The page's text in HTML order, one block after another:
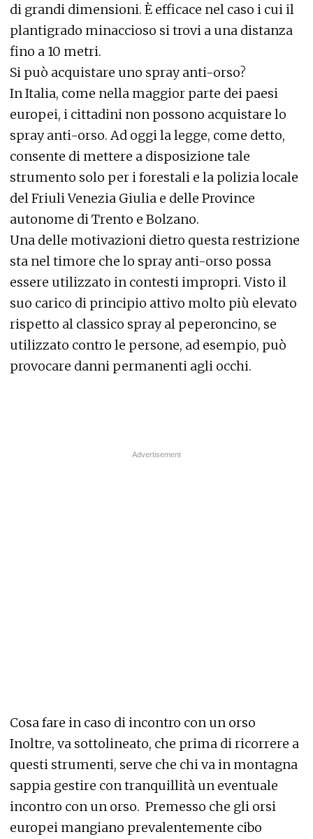
di grandi dimensioni. È efficace nel caso i cui il
plantigrado minaccioso si trovi a una distanza
fino a 10 metri.
Si può acquistare uno spray anti-orso?
In Italia, come nella maggior parte dei paesi
europei, i cittadini non possono acquistare lo
spray anti-orso. Ad oggi la legge, come detto,
consente di mettere a disposizione tale
strumento solo per i forestali e la polizia locale
del Friuli Venezia Giulia e delle Province
autonome di Trento e Bolzano.
Una delle motivazioni dietro questa restrizione
sta nel timore che lo spray anti-orso possa
essere utilizzato in contesti impropri. Visto il
suo carico di principio attivo molto più elevato
rispetto al classico spray al peperoncino, se
utilizzato contro le persone, ad esempio, può
provocare danni permanenti agli occhi.
Cosa fare in caso di incontro con un orso
Inoltre, va sottolineato, che prima di ricorrere a
questi strumenti, serve che chi va in montagna
sappia gestire con tranquillità un eventuale
incontro con un orso. Premesso che gli orsi
europei mangiano prevalentemente cibo